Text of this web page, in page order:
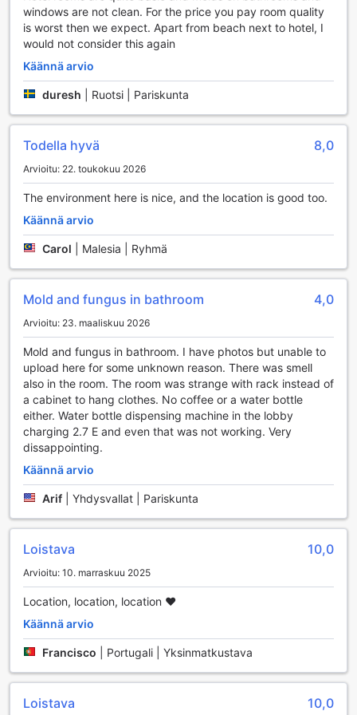
peleissä, olipa kyseessä biljardi, pöytätennis tai lautapelit.
Tämä tilava ja viihtyisä huone on täydellinen paikka viettää
aikaa ja luoda unohtumattomia muistoja lomasi aikana.
Olitpa sitten rentoutumassa baarissa tai pelaamassa
pelihuoneessa, Estalagem Muchaxo Hotel tarjoaa
monipuolisia viihdemahdollisuuksia, jotka tekevät lomastasi
erityisen.
Estalagem Muchaxo Hotelin Urheilutilat
Estalagem Muchaxo Hotel tarjoaa upeita
urheilumahdollisuuksia, jotka tekevät vierailustasi
unohtumattoman. Hotellin sisäuima-allas on täydellinen
paikka rentoutua ja virkistyä, oli sää mikä tahansa. Uima-
altaan ympärillä on rauhoittava tunnelma, joka kannustaa
vieraita nauttimaan vedestä ja rentoutumaan.
Ulkoilma-allas on toinen hotellin helmi, jossa voit nauttia
herkullisia juomia ja välipaloja, joten voit nauttia
auringonpaisteesta ja samalla pitää huolta
nesteytyksestäsi. Lisäksi hotellin tarjoamat
vesiliikuntamahdollisuudet, kuten moottoroimattomat
vesiurheilulajit, antavat mahdollisuuden nauttia merivedestä
ja kauniista maisemista. Jos etsit adrenaliinintäyteistä
seikkailua, tuuliurheilu on täydellinen valinta, ja hotellin
asiantunteva henkilökunta on valmis auttamaan sinua
kokemuksen aikana. Estalagem Muchaxo Hotel on
todellinen urheilun ja rentoutumisen keidas!
kätevyyspalveluja, jotka tekevät oleskelusta entistä
mukavampaa. Hotellissa on saatavilla pesulapalvelu ja
nauttia raikkaista ja puhtaista vaatteista ilman vaivannäköä.
Huonepalvelu puolestaan mahdollistaa herkullisten
aterioiden nauttimisen omassa rauhassa, mikä tekee
illallisista erityisiä hetkiä. Lisäksi hotellissa on käytettävissä
turvalliset tallelokerot, joissa voit säilyttää arvotavaroitasi
huolettomasti.
Hotellin yhteisissä tiloissa on ilmainen Wi-Fi, joten voit pysyä
yhteydessä ystäviisi ja perheeseesi tai suunnitella
seuraavaa seikkailuasi. Kaikissa huoneissa on myös
windows are not clean. For the price you pay room quality
is worst then we expect. Apart from beach next to hotel, I
would not consider this again
Käännä arvio
duresh Ruotsi | Pariskunta
Todella hyvä 8,0
Arvioitu: 22. toukokuu 2026
The environment here is nice, and the location is good too.
Käännä arvio
Carol Malesia | Ryhmä
Mold and fungus in bathroom 4,0
Arvioitu: 23. maaliskuu 2026
Mold and fungus in bathroom. I have photos but unable to
upload here for some unknown reason. There was smell
also in the room. The room was strange with rack instead of
a cabinet to hang clothes. No coffee or a water bottle
either. Water bottle dispensing machine in the lobby
charging 2.7 E and even that was not working. Very
dissappointing.
Käännä arvio
Arif Yhdysvallat | Pariskunta
Loistava 10,0
Arvioitu: 10. marraskuu 2025
Location, location, location ❤️
Käännä arvio
Francisco Portugali | Yksinmatkustava
Loistava 10,0